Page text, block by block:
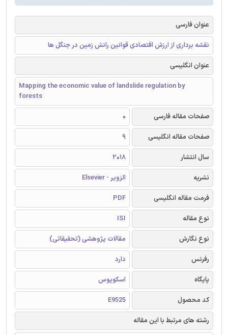
عنوان فارسی
نقشه برداری از ارزش اقتصادی قوانین رانش زمین در جنگل ها
عنوان انگلیسی
Mapping the economic value of landslide regulation by
forests
صفحات مقاله فارسی
0
صفحات مقاله انگلیسی
9
سال انتشار
2018
نشریه
الزویر - Elsevier
فرمت مقاله انگلیسی
PDF
نوع مقاله
ISI
نوع نگارش
مقالات پژوهشی (تحقیقاتی)
رفرنس
دارد
پایگاه
اسکوپوس
کد محصول
E9525
رشته های مرتبط با این مقاله